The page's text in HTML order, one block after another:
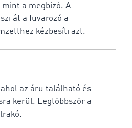
a megbízó. A
át a fuvarozó a
kézbesíti azt.
az áru található és
kerül. Legtöbbször a